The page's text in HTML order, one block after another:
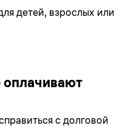
детей, взрослых или
оплачивают
с долговой